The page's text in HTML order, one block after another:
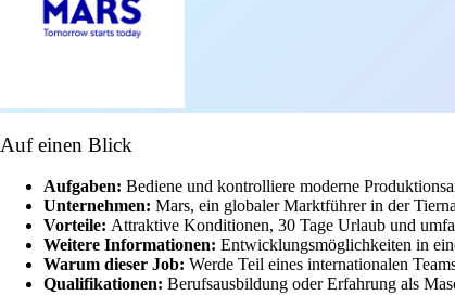
Auf einen Blick
Aufgaben: Bediene und kontrolliere moderne
Unternehmen: Mars, ein globaler Marktführer in der
Vorteile: Attraktive Konditionen, 30 Tage Urlaub und
Weitere Informationen: Entwicklungsmöglichkeiten in
Warum dieser Job: Werde Teil eines internationalen
Qualifikationen: Berufsausbildung oder Erfahrung als